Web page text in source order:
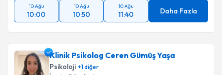
10 Ağu
10:00
10 Ağu
10:50
10 Ağu
11:40 Daha Fazla
Klinik Psikolog Ceren Gümüş Yaşa
Psikoloji +1diğer